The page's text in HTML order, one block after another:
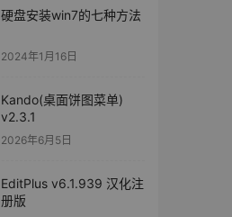
硬盘安装win7的七种方法
2024年1月16日
Kando(桌面饼图菜单)
v2.3.1
2026年6月5日
EditPlus v6.1.939 汉化注
册版